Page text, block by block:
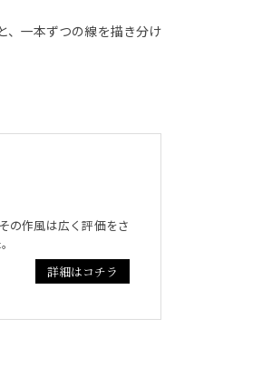
、一本ずつの線を描き分け
の作風は広く評価をさ
詳細はコチラ